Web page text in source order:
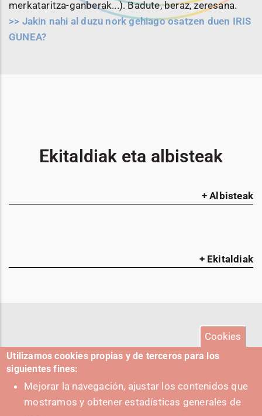
merkataritza-ganberak...). Badute, beraz, zeresana.
>> Jakin nahi al duzu nork gehiago osatzen duen IRIS
GUNEA?
Ekitaldiak eta albisteak
+ Albisteak
+ Ekitaldiak
Cookies
Utilizamos cookies propias y de terceros para los
siguientes fines:
Mejorar la navegación, ajustar los contenidos que
mostramos y obtener estadísticas generales de